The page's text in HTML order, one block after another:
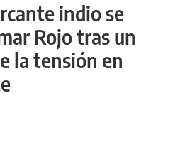
indio se
Rojo tras un
la tensión en